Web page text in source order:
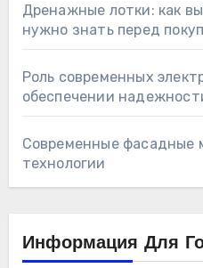
Дренажные лотки: как
нужно знать перед
Роль современных
обеспечении
Современные фасадные
технологии
Информация Для